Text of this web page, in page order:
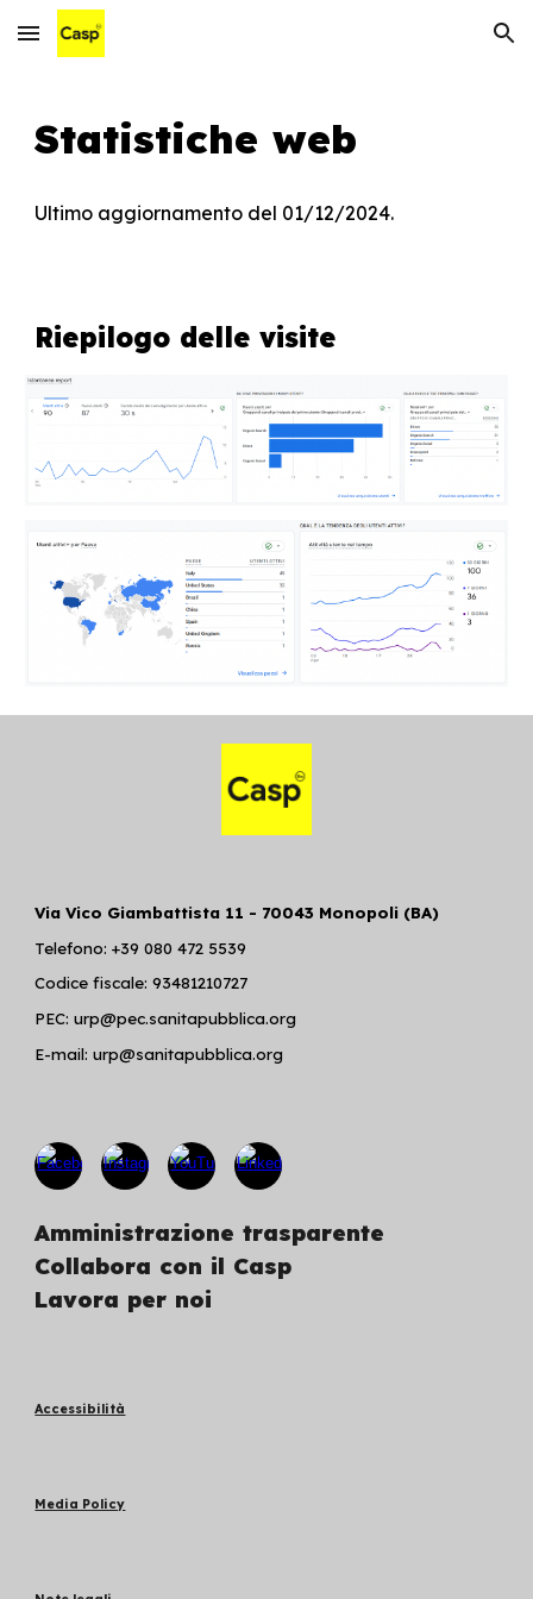
Skip to main content Skip to navigation
Statistiche web
Ultimo aggiornamento del 01/12/2024.
Riepilogo delle visite
Via Vico Giambattista 11 - 70043 Monopoli (BA)
Telefono: +39 080 472 5539
Codice fiscale: 93481210727
PEC: urp@pec.sanitapubblica.org
E-mail: urp@sanitapubblica.org
Amministrazione trasparente
Collabora con il Casp
Lavora per noi
Accessibilità
Media Policy